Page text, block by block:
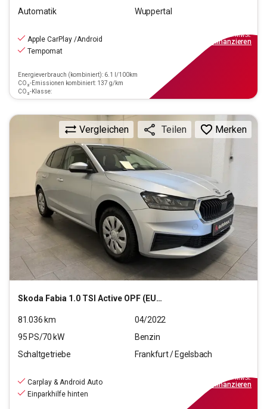
Automatik
Wuppertal
Apple CarPlay /Android
Tempomat
Energieverbrauch (kombiniert): 6.1 l/100km
CO₂-Emissionen kombiniert: 137 g/km
CO₂-Klasse:
inkl.MwSt.
finanzieren
Skoda Fabia 1.0 TSI Active OPF (EURO 6d)
Vergleichen Teilen Merken
81.036 km
04/2022
95 PS/70 kW
Benzin
Schaltgetriebe
Frankfurt / Egelsbach
Carplay & Android Auto
Einparkhilfe hinten
inkl.MwSt.
finanzieren